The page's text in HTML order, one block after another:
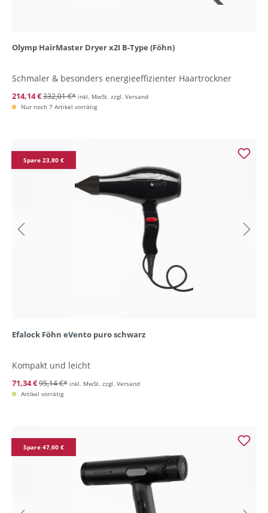
Olymp HairMaster Dryer x2I B-Type (Föhn)
Schmaler & besonders energieeffizienter Haartrockner
214,14 €332,01 €* inkl. MwSt. zzgl. Versand
Nur noch 7 Artikel vorrätig
Spare 23,80 €
Efalock Föhn eVento puro schwarz
Kompakt und leicht
71,34 €95,14 €* inkl. MwSt. zzgl. Versand
Artikel vorrätig
Spare 47,60 €